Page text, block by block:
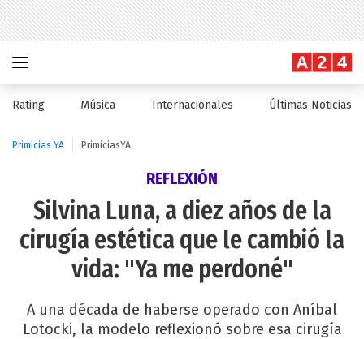
Rating Música Internacionales Últimas Noticias
Primicias YA PrimiciasYA
REFLEXIÓN
Silvina Luna, a diez años de la
cirugía estética que le cambió la
vida: "Ya me perdoné"
A una década de haberse operado con Aníbal
Lotocki, la modelo reflexionó sobre esa cirugía